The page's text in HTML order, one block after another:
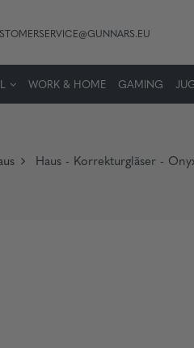
WORK & HOME GAMING
Haus - Korrekturgläser -